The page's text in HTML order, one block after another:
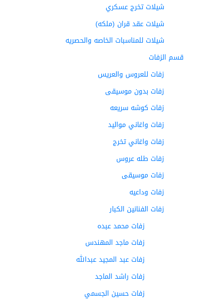
شيلات تخرج عسكري
شيلات عقد قران (ملكه)
شيلات للمناسبات الخاصه والحصريه
قسم الزفات
زفات للعروس والعريس
زفات بدون موسيقى
زفات كوشه سريعه
زفات واغاني مواليد
زفات واغاني تخرج
زفات طله عروس
زفات موسيقى
زفات وداعيه
زفات الفنانين الكبار
زفات محمد عبده
زفات ماجد المهندس
زفات عبد المجيد عبدالله
زفات راشد الماجد
زفات حسين الجسمي